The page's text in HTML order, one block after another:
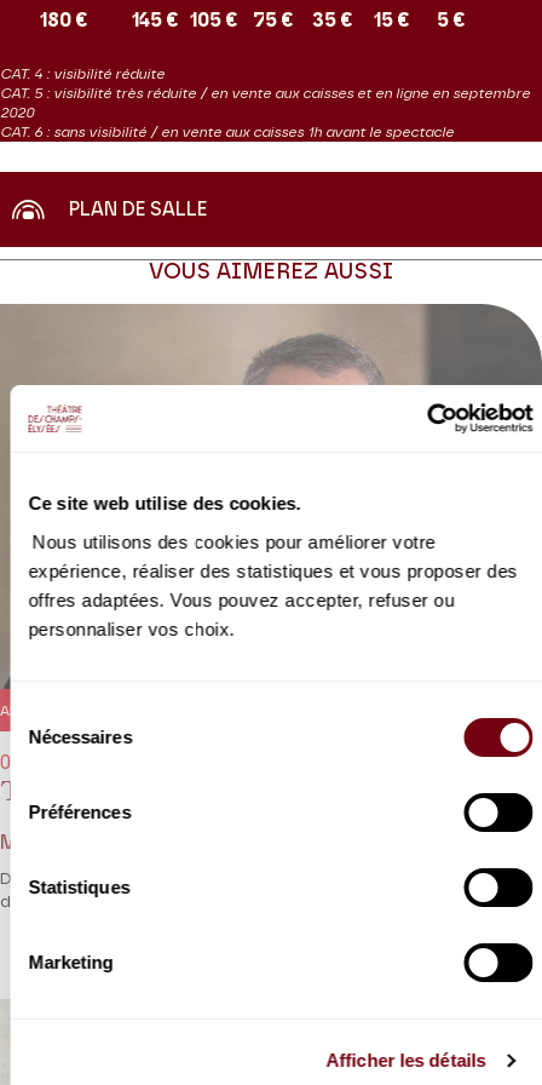
Ce site web utilise des cookies.
Nous utilisons des cookies pour améliorer votre
expérience, réaliser des statistiques et vous proposer des
offres adaptées. Vous pouvez accepter, refuser ou
personnaliser vos choix.
Sélection
consentement
Nécessaires
Préférences
Statistiques
Marketing
Afficher les détails
En partenariat avec france.tv
180 €
145 €
105 €
75 €
35 €
15 €
5 €
CAT. 4 : visibilité réduite
CAT. 5 : visibilité très réduite / en vente aux caisses et en ligne en septembre
2020
CAT. 6 : sans visibilité / en vente aux caisses 1h avant le spectacle
PLAN DE SALLE
VOUS AIMEREZ AUSSI
Te Deum
09/01/2021 - 20h00
ANNULÉ
Marc-Antoine Charpentier
Dumont et Charpentier ou l’art du Grand Motet à la française
dans sa plus parfaite plénitude.